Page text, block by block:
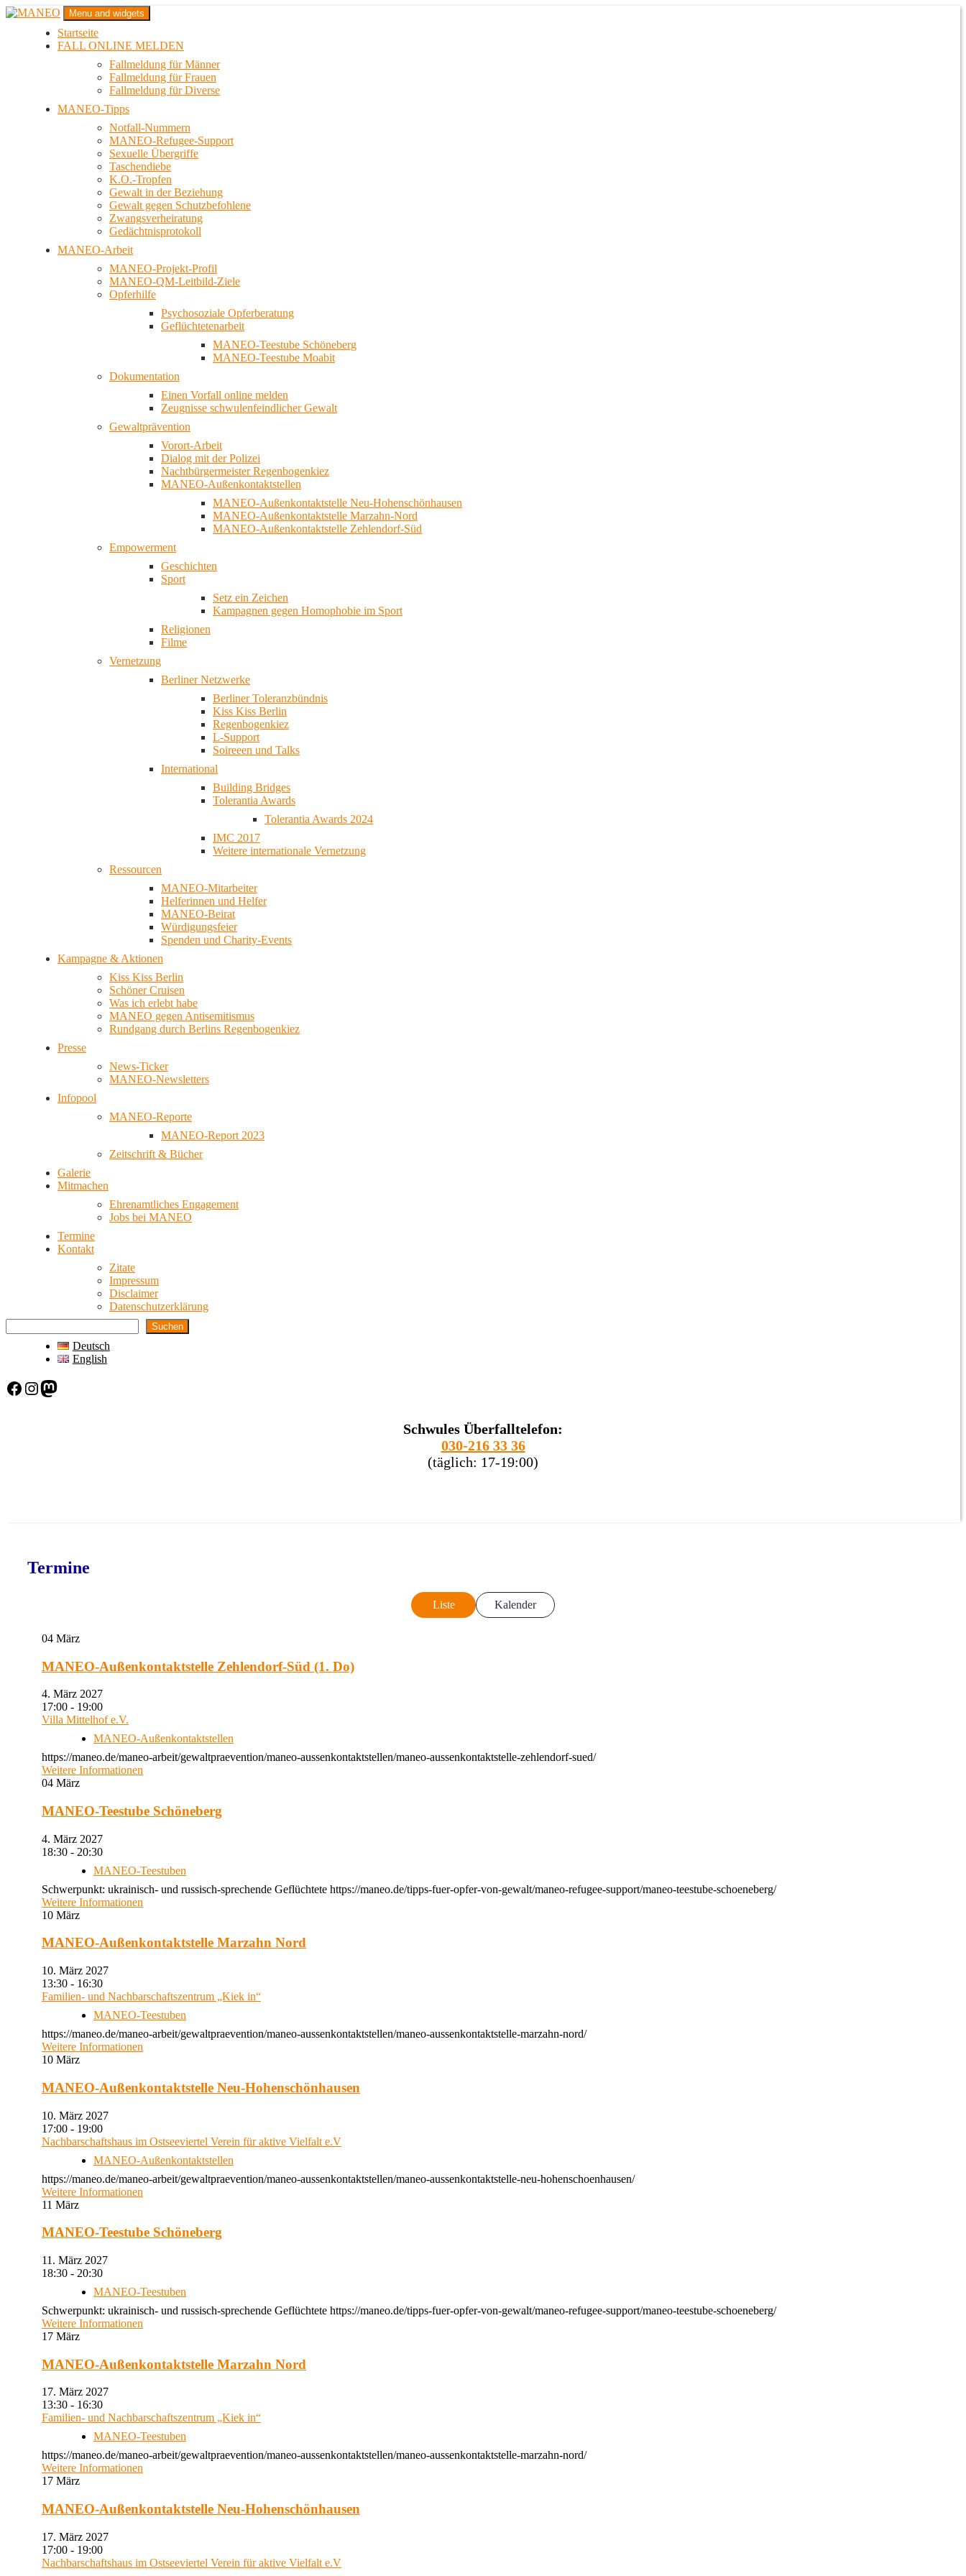
Zum
MANEO
Das schwule Anti-Gewalt-Projekt in Berlin
Menu and widgets
Startseite
FALL ONLINE MELDEN
Fallmeldung für Männer
Fallmeldung für Frauen
Fallmeldung für Diverse
MANEO-Tipps
Notfall-Nummern
MANEO-Refugee-Support
Sexuelle Übergriffe
Taschendiebe
K.O.-Tropfen
Gewalt in der Beziehung
Gewalt gegen Schutzbefohlene
Zwangsverheiratung
Gedächtnisprotokoll
MANEO-Arbeit
MANEO-Projekt-Profil
MANEO-QM-Leitbild-Ziele
Opferhilfe
Psychosoziale Opferberatung
Geflüchtetenarbeit
MANEO-Teestube Schöneberg
MANEO-Teestube Moabit
Dokumentation
Einen Vorfall online melden
Zeugnisse schwulenfeindlicher Gewalt
Gewaltprävention
Vorort-Arbeit
Dialog mit der Polizei
Nachtbürgermeister Regenbogenkiez
MANEO-Außenkontaktstellen
MANEO-Außenkontaktstelle Neu-Hohenschönhausen
MANEO-Außenkontaktstelle Marzahn-Nord
MANEO-Außenkontaktstelle Zehlendorf-Süd
Empowerment
Geschichten
Sport
Setz ein Zeichen
Kampagnen gegen Homophobie im Sport
Religionen
Filme
Vernetzung
Berliner Netzwerke
Berliner Toleranzbündnis
Kiss Kiss Berlin
Regenbogenkiez
L-Support
Soireeen und Talks
International
Building Bridges
Tolerantia Awards
Tolerantia Awards 2024
IMC 2017
Weitere internationale Vernetzung
Ressourcen
MANEO-Mitarbeiter
Helferinnen und Helfer
MANEO-Beirat
Würdigungsfeier
Spenden und Charity-Events
Kampagne & Aktionen
Kiss Kiss Berlin
Schöner Cruisen
Was ich erlebt habe
MANEO gegen Antisemitismus
Rundgang durch Berlins Regenbogenkiez
Presse
News-Ticker
MANEO-Newsletters
Infopool
MANEO-Reporte
MANEO-Report 2023
Zeitschrift & Bücher
Galerie
Mitmachen
Ehrenamtliches Engagement
Jobs bei MANEO
Termine
Kontakt
Zitate
Impressum
Disclaimer
Datenschutzerklärung
Suchen
Deutsch
English
Facebook Instagram Mastodon
Schwules Überfalltelefon:
030-216 33 36
(täglich: 17-19:00)
Termine
Liste Kalender
04 März
MANEO-Außenkontaktstelle Zehlendorf-Süd (1. Do)
4. März 2027
17:00 - 19:00
Villa Mittelhof e.V.
MANEO-Außenkontaktstellen
https://maneo.de/maneo-arbeit/gewaltpraevention/maneo-aussenkontaktstellen/maneo-aussenkontaktstelle-zehlendorf-sued/
Weitere Informationen
04 März
MANEO-Teestube Schöneberg
4. März 2027
18:30 - 20:30
MANEO-Teestuben
Schwerpunkt: ukrainisch- und russisch-sprechende Geflüchtete https://maneo.de/tipps-fuer-opfer-von-gewalt/maneo-refugee-support/maneo-teestube-schoeneberg/
Weitere Informationen
10 März
MANEO-Außenkontaktstelle Marzahn Nord
10. März 2027
13:30 - 16:30
Familien- und Nachbarschaftszentrum „Kiek in“
MANEO-Teestuben
https://maneo.de/maneo-arbeit/gewaltpraevention/maneo-aussenkontaktstellen/maneo-aussenkontaktstelle-marzahn-nord/
Weitere Informationen
10 März
MANEO-Außenkontaktstelle Neu-Hohenschönhausen
10. März 2027
17:00 - 19:00
Nachbarschaftshaus im Ostseeviertel Verein für aktive Vielfalt e.V
MANEO-Außenkontaktstellen
https://maneo.de/maneo-arbeit/gewaltpraevention/maneo-aussenkontaktstellen/maneo-aussenkontaktstelle-neu-hohenschoenhausen/
Weitere Informationen
11 März
MANEO-Teestube Schöneberg
11. März 2027
18:30 - 20:30
MANEO-Teestuben
Schwerpunkt: ukrainisch- und russisch-sprechende Geflüchtete https://maneo.de/tipps-fuer-opfer-von-gewalt/maneo-refugee-support/maneo-teestube-schoeneberg/
Weitere Informationen
17 März
MANEO-Außenkontaktstelle Marzahn Nord
17. März 2027
13:30 - 16:30
Familien- und Nachbarschaftszentrum „Kiek in“
MANEO-Teestuben
https://maneo.de/maneo-arbeit/gewaltpraevention/maneo-aussenkontaktstellen/maneo-aussenkontaktstelle-marzahn-nord/
Weitere Informationen
17 März
MANEO-Außenkontaktstelle Neu-Hohenschönhausen
17. März 2027
17:00 - 19:00
Nachbarschaftshaus im Ostseeviertel Verein für aktive Vielfalt e.V